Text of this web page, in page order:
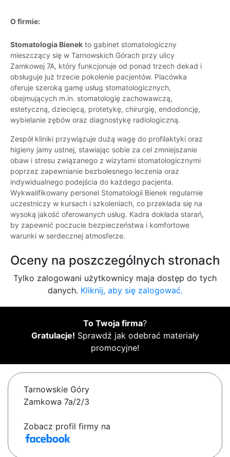
O firmie:
Stomatologia Bienek to gabinet stomatologiczny
mieszczący się w Tarnowskich Górach przy ulicy
Zamkowej 7A, który funkcjonuje od ponad trzech dekad i
obsługuje już trzecie pokolenie pacjentów. Placówka
oferuje szeroką gamę usług stomatologicznych,
obejmujących m.in. stomatologię zachowawczą,
estetyczną, dziecięcą, protetykę, chirurgię, endodoncję,
wybielanie zębów oraz diagnostykę radiologiczną.
Zespół kliniki przywiązuje dużą wagę do profilaktyki oraz
higieny jamy ustnej, stawiając sobie za cel zmniejszanie
obaw i stresu związanego z wizytami stomatologicznymi
poprzez zapewnianie bezbolesnego leczenia oraz
indywidualnego podejścia do każdego pacjenta.
Wykwalifikowany personel Stomatologii Bienek regularnie
uczestniczy w kursach i szkoleniach, co przekłada się na
wysoką jakość oferowanych usług. Kadra dokłada starań,
by zapewnić poczucie bezpieczeństwa i komfortowe
warunki w serdecznej atmosferze.
Oceny na poszczególnych stronach
Tylko zalogowani użytkownicy maja dostęp do tych
danych. Kliknij, aby się zalogować.
To Twoja firma?
Gratulacje! Sprawdź jak odebrać materiały
promocyjne!
Tarnowskie Góry
Zamkowa 7a/2/3
Zobacz profil firmy na